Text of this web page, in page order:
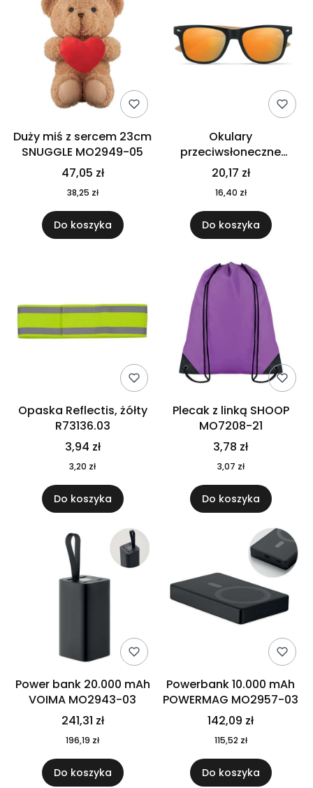
Duży miś z sercem 23cm
SNUGGLE MO2949-05
47,05 zł
38,25 zł
Do koszyka
Okulary
przeciwsłoneczne
CALIFORNIA TOUCH
MO9617-10
20,17 zł
16,40 zł
Do koszyka
Opaska Reflectis, żółty
R73136.03
3,94 zł
3,20 zł
Do koszyka
Plecak z linką SHOOP
MO7208-21
3,78 zł
3,07 zł
Do koszyka
Power bank 20.000 mAh
VOIMA MO2943-03
241,31 zł
196,19 zł
Do koszyka
Powerbank 10.000 mAh
POWERMAG MO2957-03
142,09 zł
115,52 zł
Do koszyka